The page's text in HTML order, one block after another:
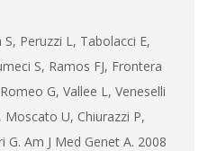
Peruzzi L, Tabolacci E,
S, Ramos FJ, Frontera
G, Vallee L, Veneselli
Moscato U, Chiurazzi P,
G. Am J Med Genet A. 2008